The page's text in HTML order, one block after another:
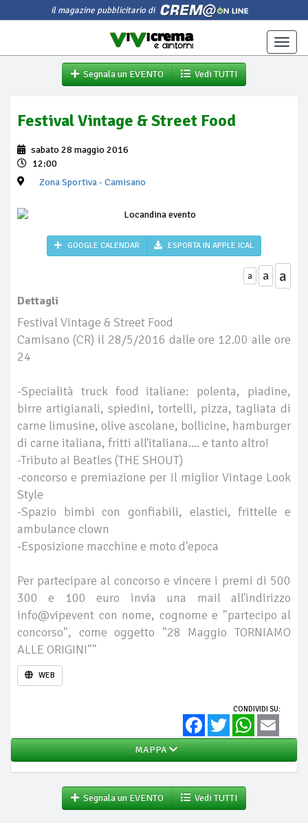
il magazine pubblicitario di
Toggle
Segnala un EVENTO
Vedi TUTTI
Festival Vintage & Street Food
sabato 28 maggio 2016
12:00
Zona Sportiva- Camisano
GOOGLE CALENDAR ESPORTA IN APPLE ICAL
a a a
Dettagli
Festival Vintage & Street Food
Camisano (CR) il 28/5/2016 dalle ore 12.00 alle ore
24
-Specialità truck food italiane: polenta, piadine,
birre artigianali, spiedini, tortelli, pizza, tagliata di
carne limusine, olive ascolane, bollicine, hamburger
di carne italiana, fritti all'italiana.... e tanto altro!
-Tributo ai Beatles (THE SHOUT)
-concorso e premiazione per il miglior Vintage Look
Style
-Spazio bimbi con gonfiabili, elastici, frittelle e
ambulance clown
-Esposizione macchine e moto d'epoca
Per partecipare al concorso e vincere i premi di 500
300 e 100 euro invia una mail all'indirizzo
info@vipevent con nome, cognome e "partecipo al
concorso", come oggetto "28 Maggio TORNIAMO
ALLE ORIGINI""
WEB
CONDIVIDI SU:
FacebookTwitter WhatsApp
MAPPA
Segnala un EVENTO Vedi TUTTI